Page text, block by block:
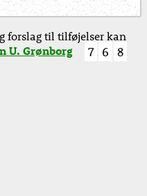
forslag til tilføjelser kan
U. Grønborg 7 6 8